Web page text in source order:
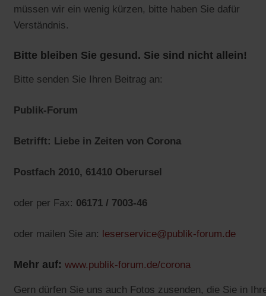
müssen wir ein wenig kürzen, bitte haben Sie dafür
Verständnis.
Bitte bleiben Sie gesund. Sie sind nicht allein!
Bitte senden Sie Ihren Beitrag an:
Publik-Forum
Betrifft: Liebe in Zeiten von Corona
Postfach 2010, 61410 Oberursel
oder per Fax: 06171 / 7003-46
oder mailen Sie an: leserservice@publik-forum.de
Mehr auf: www.publik-forum.de/corona
Gern dürfen Sie uns auch Fotos zusenden, die Sie in